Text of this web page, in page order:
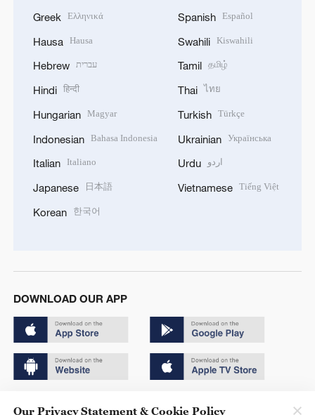
Greek Ελληνικά
Hausa Hausa
Hebrew עברית
Hindi हिन्दी
Hungarian Magyar
Indonesian Bahasa Indonesia
Italian Italiano
Japanese 日本語
Korean 한국어
Spanish Español
Swahili Kiswahili
Tamil தமிழ்
Thai ไทย
Turkish Türkçe
Ukrainian Українська
Urdu اردو
Vietnamese Tiếng Việt
DOWNLOAD OUR APP
Our Privacy Statement & Cookie Policy